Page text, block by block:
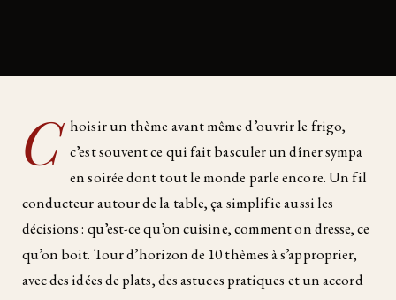
C hoisir un thème avant même d’ouvrir le frigo,
c’est souvent ce qui fait basculer un dîner sympa
en soirée dont tout le monde parle encore. Un fil
conducteur autour de la table, ça simplifie aussi les
décisions : qu’est-ce qu’on cuisine, comment on dresse, ce
qu’on boit. Tour d’horizon de 10 thèmes à s’approprier,
avec des idées de plats, des astuces pratiques et un accord